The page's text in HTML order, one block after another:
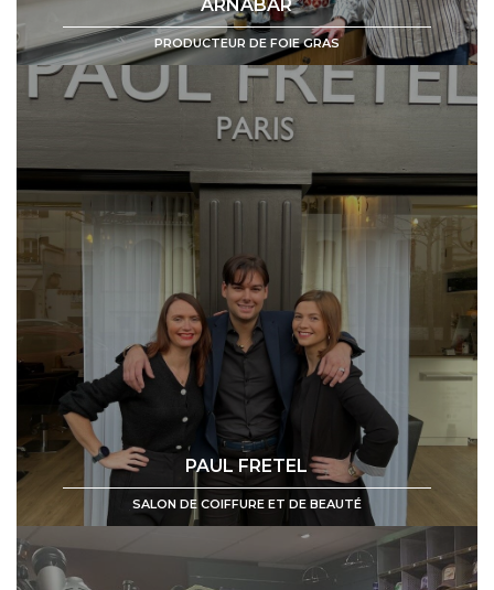
ARNABAR
PRODUCTEUR DE FOIE GRAS
PAUL FRETEL
SALON DE COIFFURE ET DE BEAUTÉ